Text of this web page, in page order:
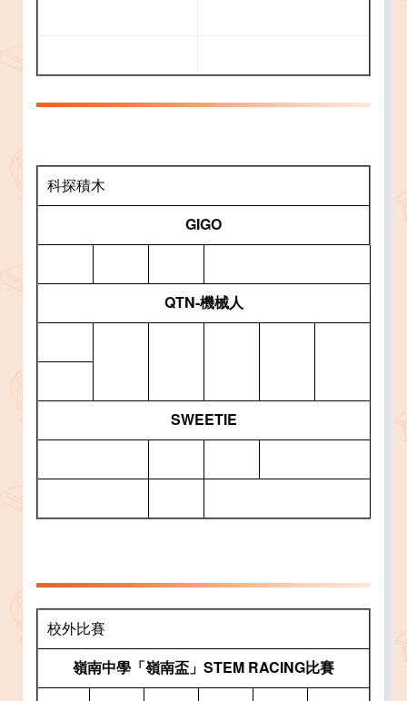
科探積木
GIGO
QTN-機械人
SWEETIE
校外比賽
嶺南中學「嶺南盃」STEM RACING比賽